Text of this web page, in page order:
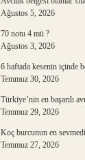
Ağustos 5, 2026
70 notu 4 mü ?
Ağustos 3, 2026
6 haftada kesenin içinde
Temmuz 30, 2026
Türkiye’nin en başarılı
Temmuz 29, 2026
Koç burcunun en
Temmuz 27, 2026